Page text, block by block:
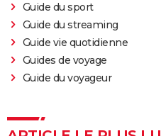
Guide du sport
Guide du streaming
Guide vie quotidienne
Guides de voyage
Guide du voyageur